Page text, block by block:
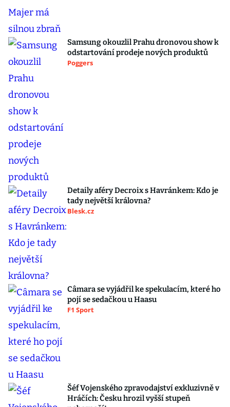
Samsung okouzlil Prahu dronovou show k
odstartování prodeje nových produktů
Poggers
Detaily aféry Decroix s Havránkem: Kdo je
tady největší královna?
Blesk.cz
Câmara se vyjádřil ke spekulacím, které ho
pojí se sedačkou u Haasu
F1 Sport
Šéf Vojenského zpravodajství exkluzivně v
Hráčích: Česku hrozil vyšší stupeň